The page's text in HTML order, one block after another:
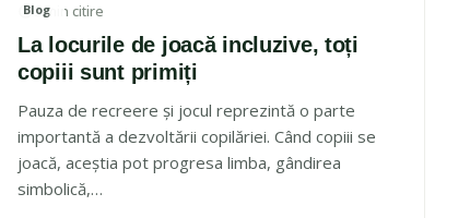
IMAGINE ARTICOL
Blog
La locurile de joacă incluzive, toți
copiii sunt primiți
Pauza de recreere și jocul reprezintă o parte
importantă a dezvoltării copilăriei. Când copiii se
joacă, aceștia pot progresa limba, gândirea
simbolică,…
3 min citire